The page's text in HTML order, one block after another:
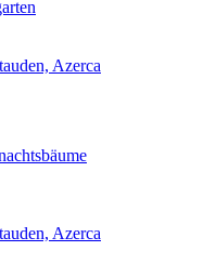
Azerca
Azerca